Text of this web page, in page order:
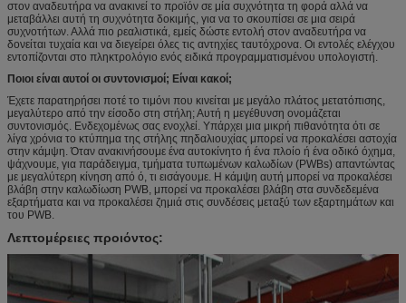
στον αναδευτήρα να ανακινεί το προϊόν σε μία συχνότητα τη φορά αλλά να
μεταβάλλει αυτή τη συχνότητα δοκιμής, για να το σκουπίσει σε μια σειρά
συχνοτήτων. Αλλά πιο ρεαλιστικά, εμείς δώστε εντολή στον αναδευτήρα να
δονείται τυχαία και να διεγείρει όλες τις αντηχίες ταυτόχρονα. Οι εντολές ελέγχου
εντοπίζονται στο πληκτρολόγιο ενός ειδικά προγραμματισμένου υπολογιστή.
Ποιοι είναι αυτοί οι συντονισμοί; Είναι κακοί;
Έχετε παρατηρήσει ποτέ το τιμόνι που κινείται με μεγάλο πλάτος μετατόπισης,
μεγαλύτερο από την είσοδο στη στήλη; Αυτή η μεγέθυνση ονομάζεται
συντονισμός. Ενδεχομένως σας ενοχλεί. Υπάρχει μια μικρή πιθανότητα ότι σε
λίγα χρόνια το κτύπημα της στήλης πηδαλιουχίας μπορεί να προκαλέσει αστοχία
στην κάμψη. Όταν ανακινήσουμε ένα αυτοκίνητο ή ένα πλοίο ή ένα οδικό όχημα,
ψάχνουμε, για παράδειγμα, τμήματα τυπωμένων καλωδίων (PWBs) απαντώντας
με μεγαλύτερη κίνηση από ό, τι εισάγουμε. Η κάμψη αυτή μπορεί να προκαλέσει
βλάβη στην καλωδίωση PWB, μπορεί να προκαλέσει βλάβη στα συνδεδεμένα
εξαρτήματα και να προκαλέσει ζημιά στις συνδέσεις μεταξύ των εξαρτημάτων και
του PWB.
Λεπτομέρειες προιόντος: